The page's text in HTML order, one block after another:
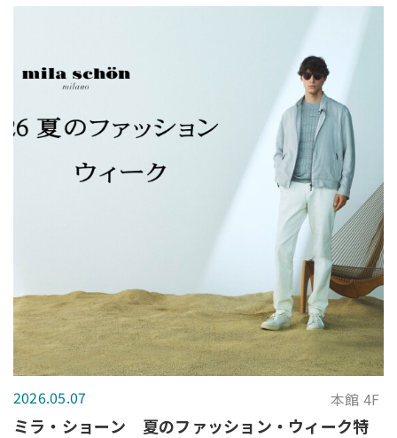
2026.05.07 本館 4F
ミラ・ショーン 夏のファッション・ウィーク特